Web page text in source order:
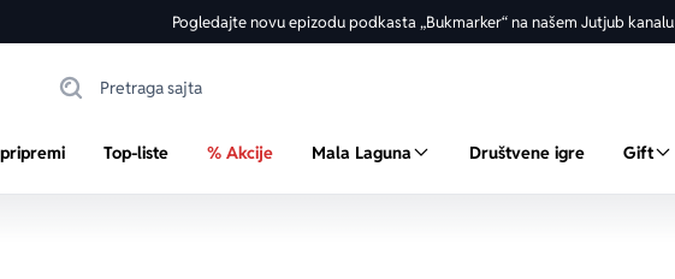
Pogledajte novu epizodu podkasta „Bukmarker“ na našem Jutjub kanalu
Top-liste % Akcije Mala Laguna Društvene igre Gift